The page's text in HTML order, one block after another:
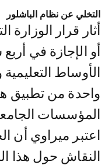
التخلي عن نظام الباشلور
أثار قرار
أو الإجازة في
الأوساط
واحدة من تطبيق
المؤسسات
اعتبر ميراوي أن
النقاش حول هذا